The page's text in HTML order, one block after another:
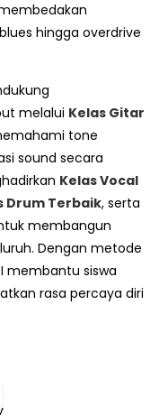
hingga overdrive
melalui Kelas Gitar
tone
sound secara
Kelas Vocal
Drum Terbaik, serta
membangun
Dengan metode
membantu siswa
rasa percaya diri